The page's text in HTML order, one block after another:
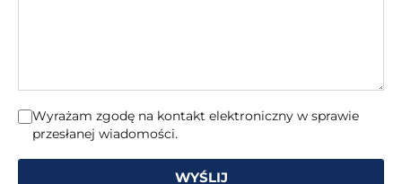
Wyrażam zgodę na kontakt elektroniczny w sprawie
przesłanej wiadomości.
WYŚLIJ